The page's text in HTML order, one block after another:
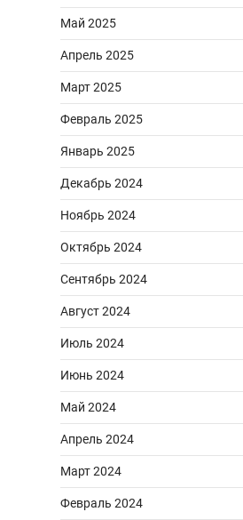
Май 2025
Апрель 2025
Март 2025
Февраль 2025
Январь 2025
Декабрь 2024
Ноябрь 2024
Октябрь 2024
Сентябрь 2024
Август 2024
Июль 2024
Июнь 2024
Май 2024
Апрель 2024
Март 2024
Февраль 2024